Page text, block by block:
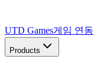
UTD Games게임 연동
Products